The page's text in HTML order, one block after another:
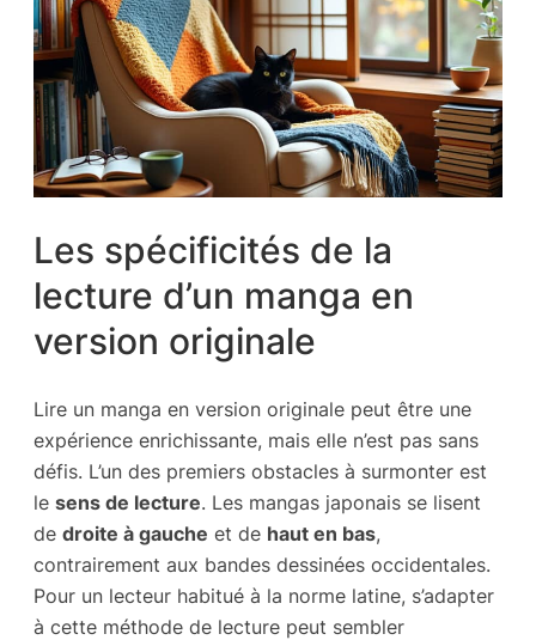
Les spécificités de la
lecture d’un manga en
version originale
Lire un manga en version originale peut être une
expérience enrichissante, mais elle n’est pas sans
défis. L’un des premiers obstacles à surmonter est
le sens de lecture. Les mangas japonais se lisent
de droite à gauche et de haut en bas,
contrairement aux bandes dessinées occidentales.
Pour un lecteur habitué à la norme latine, s’adapter
à cette méthode de lecture peut sembler